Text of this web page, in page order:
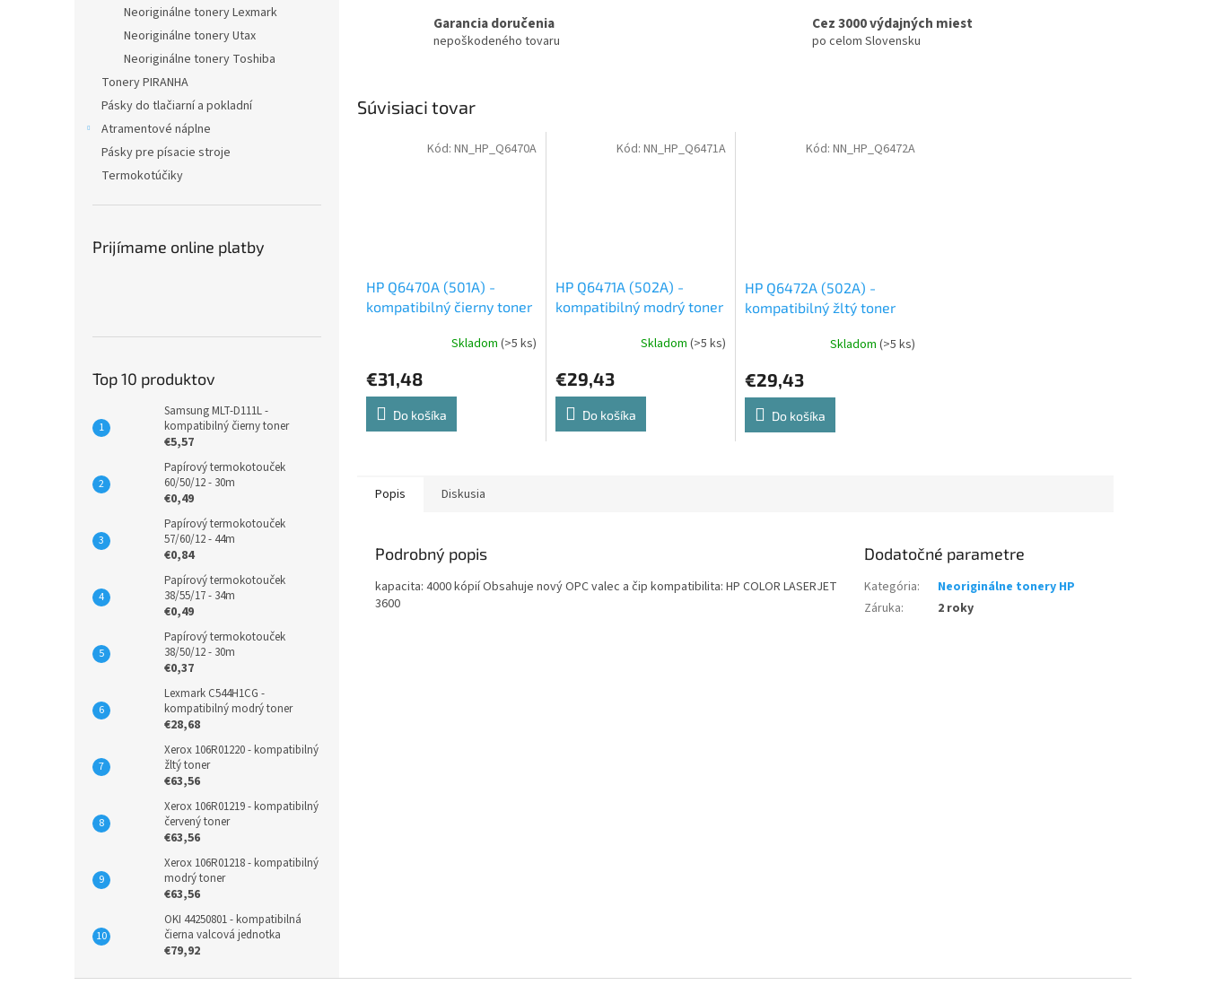
Neoriginálne tonery Lexmark
Neoriginálne tonery Utax
Neoriginálne tonery Toshiba
Tonery PIRANHA
Pásky do tlačiarní a pokladní
Atramentové náplne
Pásky pre písacie stroje
Termokotúčiky
Prijímame online platby
Top 10 produktov
Samsung MLT-D111L -
kompatibilný čierny toner
€5,57
Papírový termokotouček
60/50/12 - 30m
€0,49
Papírový termokotouček
57/60/12 - 44m
€0,84
Papírový termokotouček
38/55/17 - 34m
€0,49
Papírový termokotouček
38/50/12 - 30m
€0,37
Lexmark C544H1CG -
kompatibilný modrý toner
€28,68
Xerox 106R01220 - kompatibilný
žltý toner
€63,56
Xerox 106R01219 - kompatibilný
červený toner
€63,56
Xerox 106R01218 - kompatibilný
modrý toner
€63,56
OKI 44250801 - kompatibilná
čierna valcová jednotka
€79,92
Garancia doručenia
nepoškodeného tovaru
Cez 3000 výdajných miest
po celom Slovensku
Súvisiaci tovar
HP Q6470A (501A) -
kompatibilný čierny toner
Skladom (>5 ks)
€31,48
Do košíka
Kód: NN_HP_Q6470A
HP Q6471A (502A) -
kompatibilný modrý toner
Skladom (>5 ks)
€29,43
Do košíka
Kód: NN_HP_Q6471A
HP Q6472A (502A) -
kompatibilný žltý toner
Skladom(>5 ks)
€29,43
Do košíka
Kód:NN_HP_Q6472A
Popis Diskusia
Podrobný popis
kapacita: 4000 kópií Obsahuje nový OPC valec a čip kompatibilita: HP COLOR LASERJET
3600
Dodatočné parametre
Kategória:
Neoriginálne tonery HP
Záruka: 2 roky